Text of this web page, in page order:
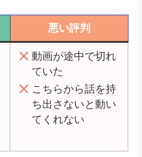
悪い評判
動画が途中で切れ
ていた
こちらから話を持
ち出さないと動い
てくれない